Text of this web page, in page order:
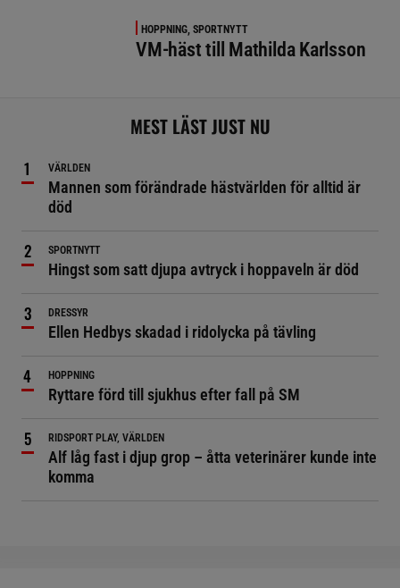
HOPPNING, SPORTNYTT
VM-häst till Mathilda Karlsson
MEST LÄST JUST NU
VÄRLDEN
Mannen som förändrade hästvärlden för alltid är
död
SPORTNYTT
Hingst som satt djupa avtryck i hoppaveln är död
DRESSYR
Ellen Hedbys skadad i ridolycka på tävling
HOPPNING
Ryttare förd till sjukhus efter fall på SM
RIDSPORT PLAY, VÄRLDEN
Alf låg fast i djup grop – åtta veterinärer kunde inte
komma